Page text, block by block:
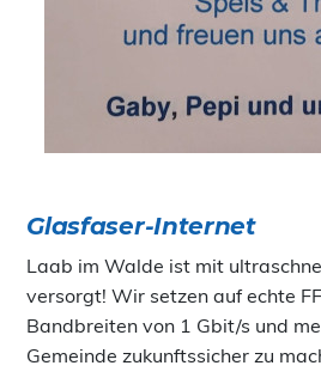
Glasfaser-Internet
Laab im Walde ist mit
versorgt! Wir setzen auf echte
Bandbreiten von 1 Gbit/s und
Gemeinde zukunftssicher zu